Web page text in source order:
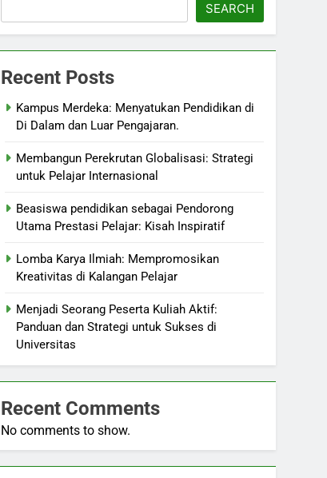
SEARCH
Recent Posts
Kampus Merdeka: Menyatukan Pendidikan di
Di Dalam dan Luar Pengajaran.
Membangun Perekrutan Globalisasi: Strategi
untuk Pelajar Internasional
Beasiswa pendidikan sebagai Pendorong
Utama Prestasi Pelajar: Kisah Inspiratif
Lomba Karya Ilmiah: Mempromosikan
Kreativitas di Kalangan Pelajar
Menjadi Seorang Peserta Kuliah Aktif:
Panduan dan Strategi untuk Sukses di
Universitas
Recent Comments
No comments to show.